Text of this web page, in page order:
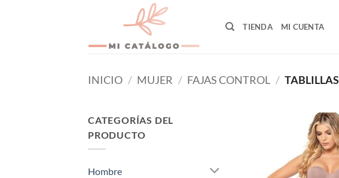
TIENDA MI CUENTA
INICIO / MUJER / FAJAS CONTROL / TABLILLAS
CATEGORÍAS DEL
PRODUCTO
Hombre